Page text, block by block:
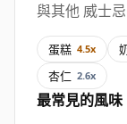
與其他 威士
蛋糕 4.5x
杏仁 2.6x
最常見的風味